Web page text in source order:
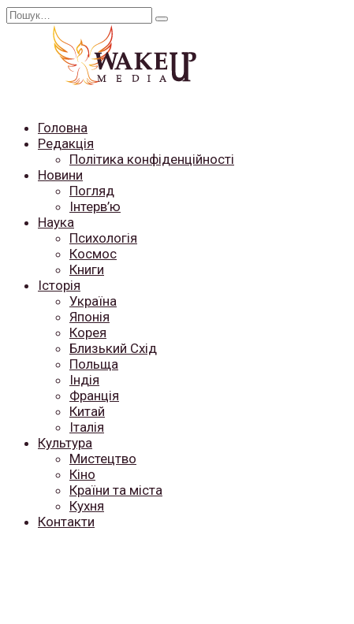
Перейти
Search
Головна
Редакція
Політика конфіденційності
Новини
Погляд
Інтерв’ю
Наука
Психологія
Космос
Книги
Історія
Україна
Японія
Корея
Близький Схід
Польща
Індія
Франція
Китай
Італія
Культура
Мистецтво
Кіно
Країни та міста
Кухня
Контакти